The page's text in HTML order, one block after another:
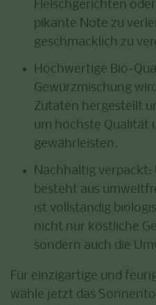
Fleischgerichten
pikante Note zu
geschmacklich zu
Hochwertige Bio-
Gewürzmischung
Zutaten hergestellt
um höchste Qualität
gewährleisten.
Nachhaltig verpackt:
besteht aus
ist vollständig
nicht nur köstliche
sondern auch die
Für einzigartige und
wähle jetzt das